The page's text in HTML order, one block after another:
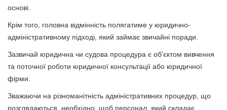
основі.
Крім того, головна відмінність полягатиме у юридично-
адміністративному підході, який займає звичайні поради.
Зазвичай юридична чи судова процедура є об'єктом вивчення
та поточної роботи юридичної консультації або юридичної
фірми.
Зважаючи на різноманітність адміністративних процедур, що
розглядаються, необхідно, щоб персонал, який складає